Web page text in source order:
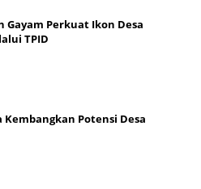
Gayam Perkuat Ikon Desa
TPID
Kembangkan Potensi Desa